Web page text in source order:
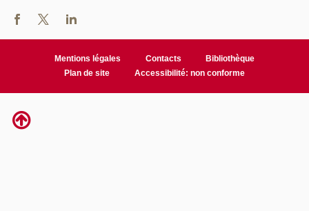
Mentions légales Contacts
Bibliothèque
Plan de site
Accessibilité: non conforme